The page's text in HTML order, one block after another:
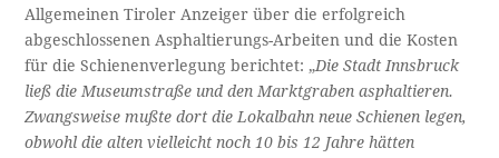
Allgemeinen Tiroler Anzeiger über die erfolgreich
abgeschlossenen Asphaltierungs-Arbeiten und die Kosten
für die Schienenverlegung berichtet: „Die Stadt Innsbruck
ließ die Museumstraße und den Marktgraben asphaltieren.
Zwangsweise mußte dort die Lokalbahn neue Schienen legen,
obwohl die alten vielleicht noch 10 bis 12 Jahre hätten